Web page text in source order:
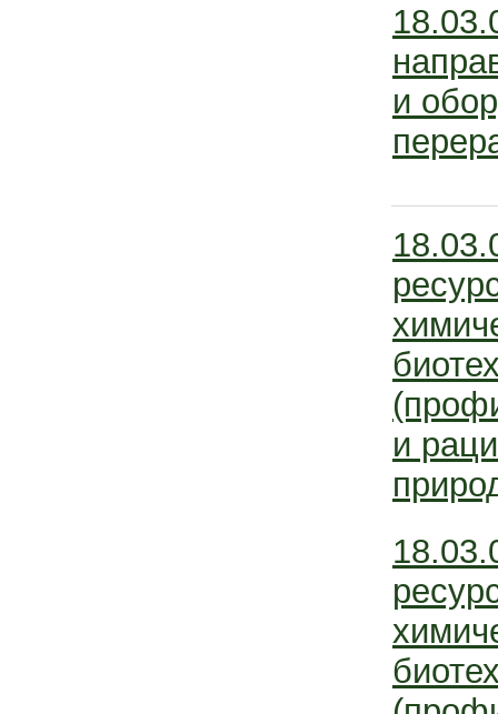
и
и